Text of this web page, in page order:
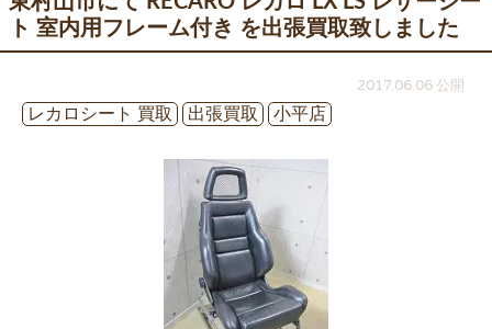
ト 室内用フレーム付き を出張買取致しました
2017.06.06 公開
レカロシート 買取
出張買取 小平店